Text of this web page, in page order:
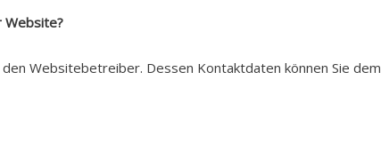
Website?
Websitebetreiber. Dessen Kontaktdaten können Sie dem